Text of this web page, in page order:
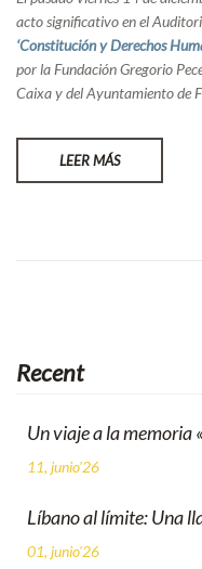
acto significativo en el
‘Constitución y Derechos
por la Fundación Gregorio
Caixa y del Ayuntamiento de
LEER MÁS
Recent
Un viaje a la memoria
11, junio'26
Líbano al límite: Una
01, junio'26